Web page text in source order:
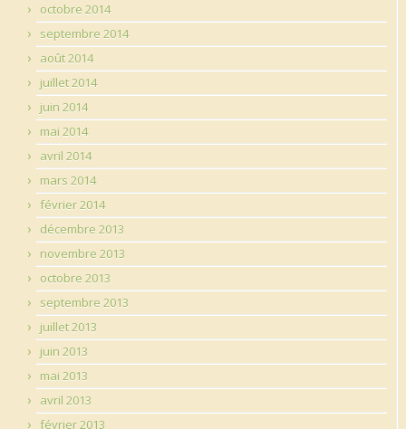
octobre 2014
septembre 2014
août 2014
juillet 2014
juin 2014
mai 2014
avril 2014
mars 2014
février 2014
décembre 2013
novembre 2013
octobre 2013
septembre 2013
juillet 2013
juin 2013
mai 2013
avril 2013
février 2013